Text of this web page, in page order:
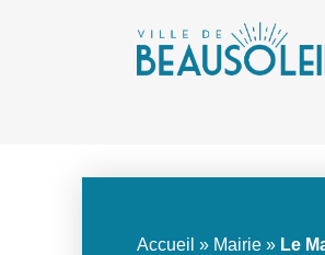
Accueil » Mairie » Le